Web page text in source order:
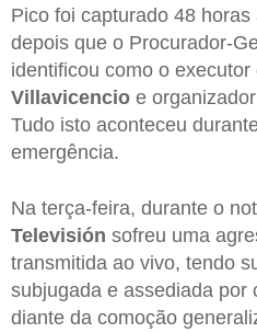
Pico foi capturado 48
depois que o Procurador-
identificou como o
Villavicencio e
Tudo isto aconteceu
emergência.
Na terça-feira, durante o
Televisión sofreu uma
transmitida ao vivo, tendo
subjugada e assediada por
diante da comoção